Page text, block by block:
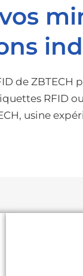
de
RFID
usine